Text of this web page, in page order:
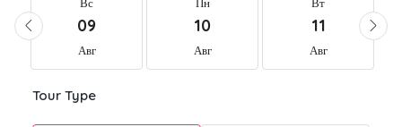
Вс
09
Авг
Пн
10
Авг
Вт
11
Авг
Tour Type